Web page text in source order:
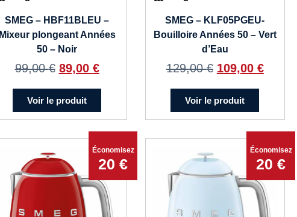
SMEG – HBF11BLEU –
Mixeur plongeant Années
50 – Noir
99,00€ 89,00 €
Voir le produit
SMEG – KLF05PGEU-
Bouilloire Années 50 – Vert
d’Eau
129,00€ 109,00 €
Voir le produit
Économisez
20 €
Économisez
20 €